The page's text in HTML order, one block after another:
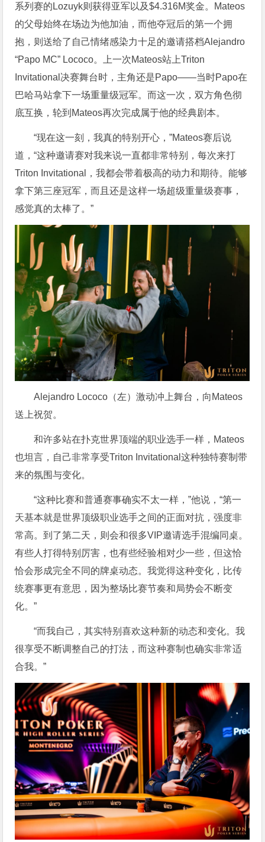
系列赛的Lozuyk则获得亚军以及$4.316M奖金。Mateos
的父母始终在场边为他加油，而他夺冠后的第一个拥
抱，则送给了自己情绪感染力十足的邀请搭档Alejandro
“Papo MC” Lococo。上一次Mateos站上Triton
Invitational决赛舞台时，主角还是Papo——当时Papo在
巴哈马站拿下一场重量级冠军。而这一次，双方角色彻
底互换，轮到Mateos再次完成属于他的经典剧本。
“现在这一刻，我真的特别开心，”Mateos赛后说
道，“这种邀请赛对我来说一直都非常特别，每次来打
Triton Invitational，我都会带着极高的动力和期待。能够
拿下第三座冠军，而且还是这样一场超级重量级赛事，
感觉真的太棒了。”
Alejandro Lococo（左）激动冲上舞台，向Mateos
送上祝贺。
和许多站在扑克世界顶端的职业选手一样，Mateos
也坦言，自己非常享受Triton Invitational这种独特赛制带
来的氛围与变化。
“这种比赛和普通赛事确实不太一样，”他说，“第一
天基本就是世界顶级职业选手之间的正面对抗，强度非
常高。到了第二天，则会和很多VIP邀请选手混编同桌。
有些人打得特别厉害，也有些经验相对少一些，但这恰
恰会形成完全不同的牌桌动态。我觉得这种变化，比传
统赛事更有意思，因为整场比赛节奏和局势会不断变
化。”
“而我自己，其实特别喜欢这种新的动态和变化。我
很享受不断调整自己的打法，而这种赛制也确实非常适
合我。”